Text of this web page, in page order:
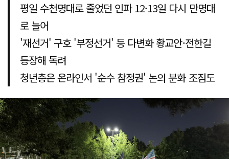
평일 수천명대로 줄었던 인파 12·13일 다시 만명대
로 늘어
'재선거' 구호 '부정선거' 등 다변화 황교안·전한길
등장해 독려
청년층은 온라인서 '순수 참정권' 논의 분화 조짐도